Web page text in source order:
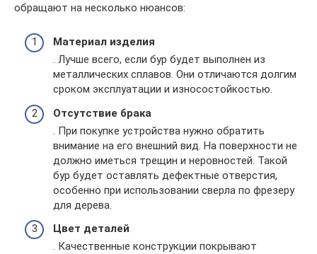
обращают на несколько нюансов:
Материал изделия
. Лучше всего, если бур будет выполнен из
металлических сплавов. Они отличаются долгим
сроком эксплуатации и износостойкостью.
Отсутствие брака
. При покупке устройства нужно обратить
внимание на его внешний вид. На поверхности не
должно иметься трещин и неровностей. Такой
бур будет оставлять дефектные отверстия,
особенно при использовании сверла по фрезеру
для дерева.
Цвет деталей
. Качественные конструкции покрывают